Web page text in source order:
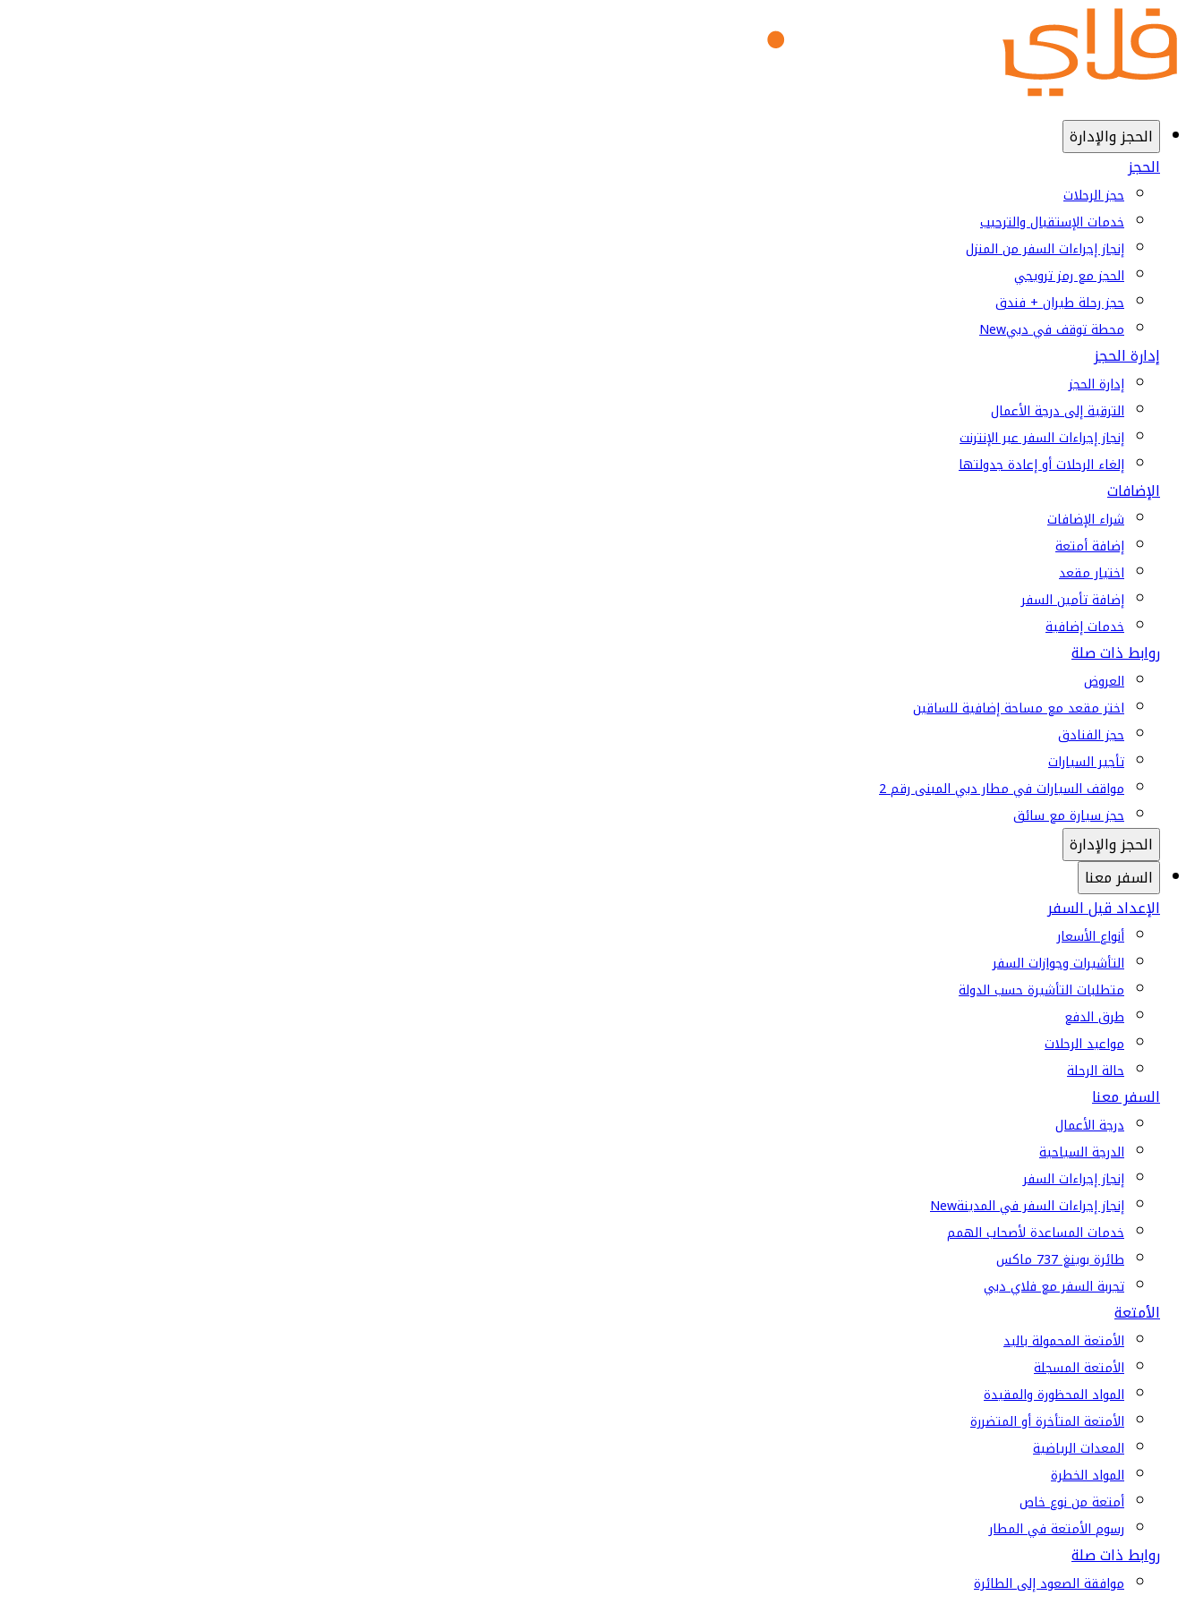
الحجز والإدارة
الحجز
حجز الرحلات
خدمات الإستقبال والترحيب
إنجاز إجراءات السفر من المنزل
الحجز مع رمز ترويجي
حجز رحلة طيران + فندق
محطة توقف في دبيNew
إدارة الحجز
إدارة الحجز
الترقية إلى درجة الأعمال
إنجاز إجراءات السفر عبر الإنترنت
إلغاء الرحلات أو إعادة جدولتها
الإضافات
شراء الإضافات
إضافة أمتعة
اختيار مقعد
إضافة تأمين السفر
خدمات إضافية
روابط ذات صلة
العروض
اختر مقعد مع مساحة إضافية للساقين
حجز الفنادق
تأجير السيارات
مواقف السيارات في مطار دبي المبنى رقم 2
حجز سيارة مع سائق
الحجز والإدارة
السفر معنا
الإعداد قبل السفر
أنواع الأسعار
التأشيرات وجوازات السفر
متطلبات التأشيرة حسب الدولة
طرق الدفع
مواعيد الرحلات
حالة الرحلة
السفر معنا
درجة الأعمال
الدرجة السياحية
إنجاز إجراءات السفر
إنجاز إجراءات السفر في المدينةNew
خدمات المساعدة لأصحاب الهمم
طائرة بوينغ 737 ماكس
تجربة السفر مع فلاي دبي
الأمتعة
الأمتعة المحمولة باليد
الأمتعة المسجلة
المواد المحظورة والمقيدة
الأمتعة المتأخرة أو المتضررة
المعدات الرياضية
المواد الخطرة
أمتعة من نوع خاص
رسوم الأمتعة في المطار
روابط ذات صلة
موافقة الصعود إلى الطائرة